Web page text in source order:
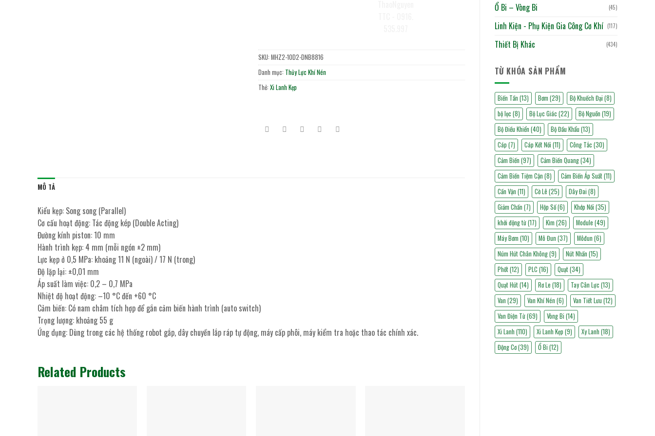
Ổ Bi – Vòng Bi (45)
Linh Kiện - Phụ Kiện Gia Công Cơ Khí (117)
Thiết Bị Khác (434)
TỪ KHÓA SẢN PHẨM
Biến Tần (13) Bơm (29) Bộ Khuếch Đại (8)
bộ lọc (8) Bộ Lục Giác (22) Bộ Nguồn (19)
Bộ Điều Khiển (40) Bộ Đầu Khẩu (13)
Cáp (7) Cáp Kết Nối (11) Công Tắc (30)
Cảm Biến (97) Cảm Biến Quang(34)
Cảm Biến Tiệm Cận (8) Cảm Biến Áp Suất(11)
Cần Vặn (11) Cờ Lê (25) Dây Đai (8)
Giảm Chấn (7) Hộp Số(6) Khớp Nối (35)
khởi động từ(17) Kìm (26) Module (49)
Máy Bơm (10) Mô Đun (37) Môđun (6)
Núm Hút Chân Không(9) Nút Nhấn (15)
Phốt(12) PLC (16) Quạt(34)
Quạt Hút(14) Rơ Le (18) Tay Cân Lực (13)
Van (29) Van Khí Nén (6) Van Tiết Lưu (12)
Van Điện Từ(69) Vòng Bi (14)
Xi Lanh (110) Xi Lanh Kẹp (9) Xy Lanh (18)
Động Cơ(39) Ổ Bi (12)
SKU:MHZ2-10D2-DNB8816
Danh mục: Thủy Lực Khí Nén
Thẻ:Xi Lanh Kẹp
MÔ TẢ
Kiểu kẹp: Song song (Parallel)
Cơ cấu hoạt động: Tác động kép (Double Acting)
Đường kính piston: 10 mm
Hành trình kẹp: 4 mm (mỗi ngón ±2 mm)
Lực kẹp ở 0,5 MPa: khoảng 11 N (ngoài) / 17 N (trong)
Độ lặp lại: ±0,01 mm
Áp suất làm việc: 0,2 – 0,7 MPa
Nhiệt độ hoạt động: –10 °C đến +60 °C
Cảm biến: Có nam châm tích hợp để gắn cảm biến hành trình (auto switch)
Trọng lượng: khoảng 55 g
Ứng dụng: Dùng trong các hệ thống robot gắp, dây chuyền lắp ráp tự động, máy cấp phôi, máy kiểm tra hoặc thao tác chính xác.
Related Products